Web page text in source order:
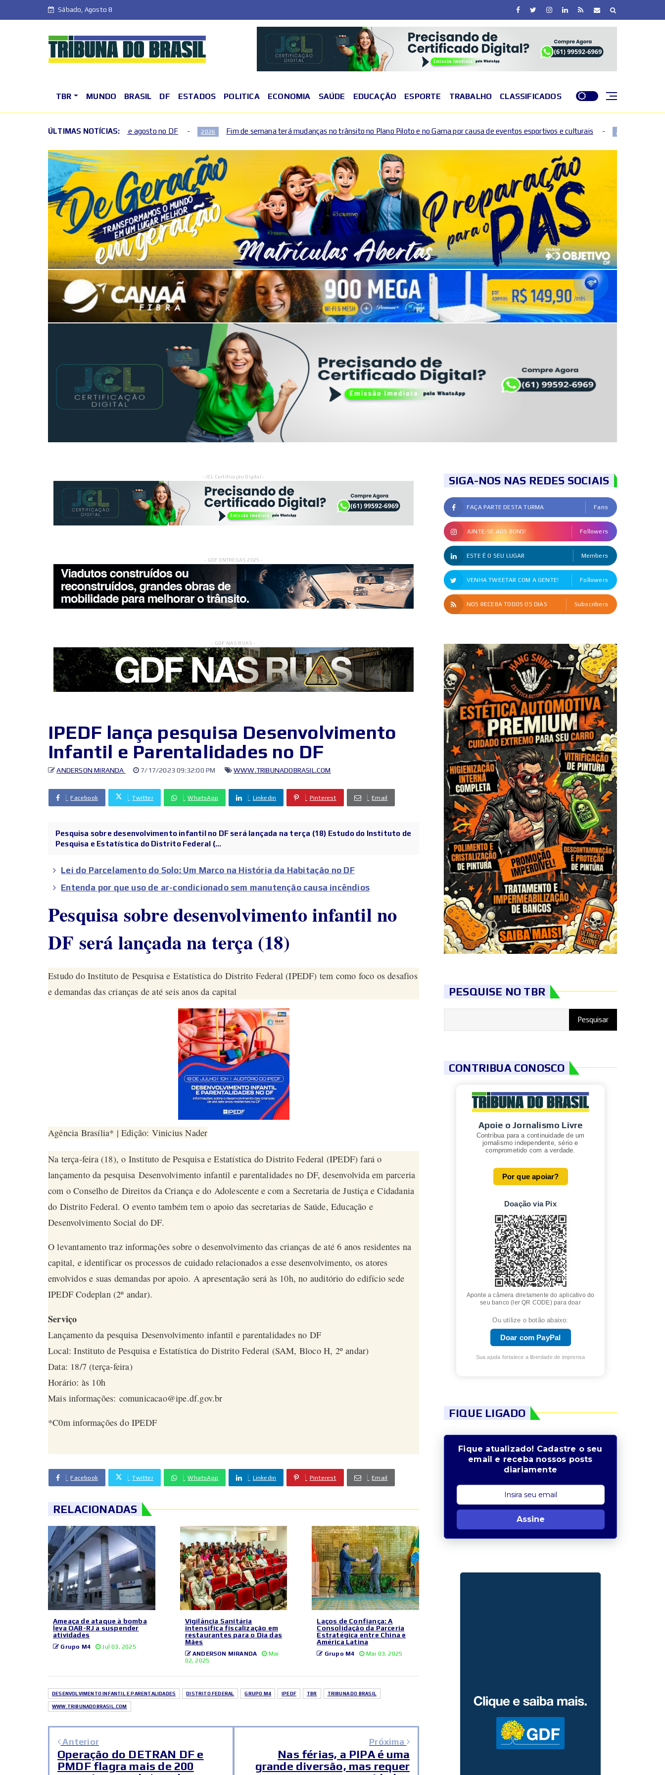
Sábado, Agosto 8
TBR MUNDO BRASIL DF ESTADOS POLITICA ECONOMIA SAÚDE EDUCAÇÃO ESPORTE TRABALHO CLASSIFICADOS
ÚLTIMAS NOTÍCIAS:
de semana de agosto no DF 2026 Fim de semana terá mudanças no trânsito no Plano Piloto e no Gama por causa de eventos esportivos e culturais 2026 DF entra em nível de perigo
- JCL Certificação Digital -
- GDF ENTREGAS 2025 -
- GDF NAS RUAS -
IPEDF lança pesquisa Desenvolvimento
Infantil e Parentalidades no DF
ANDERSON MIRANDA 7/17/2023 09:32:00 PM WWW.TRIBUNADOBRASIL.COM
Facebook Twitter WhatsApp Linkedin Pinterest Email
Pesquisa sobre desenvolvimento infantil no DF será lançada na terça (18) Estudo do Instituto de
Pesquisa e Estatística do Distrito Federal (...
Lei do Parcelamento do Solo: Um Marco na História da Habitação no DF
Entenda por que uso de ar-condicionado sem manutenção causa incêndios
Pesquisa sobre desenvolvimento infantil no
DF será lançada na terça (18)
Estudo do Instituto de Pesquisa e Estatística do Distrito Federal (IPEDF) tem como foco os desafios
e demandas das crianças de até seis anos da capital
Agência Brasília* | Edição: Vinicius Nader
Na terça-feira (18), o Instituto de Pesquisa e Estatística do Distrito Federal (IPEDF) fará o
lançamento da pesquisa Desenvolvimento infantil e parentalidades no DF, desenvolvida em parceria
com o Conselho de Direitos da Criança e do Adolescente e com a Secretaria de Justiça e Cidadania
do Distrito Federal. O evento também tem o apoio das secretarias de Saúde, Educação e
Desenvolvimento Social do DF.
O levantamento traz informações sobre o desenvolvimento das crianças de até 6 anos residentes na
capital, e identificar os processos de cuidado relacionados a esse desenvolvimento, os atores
envolvidos e suas demandas por apoio. A apresentação será às 10h, no auditório do edifício sede
IPEDF Codeplan (2º andar).
Serviço
Lançamento da pesquisa Desenvolvimento infantil e parentalidades no DF
Local: Instituto de Pesquisa e Estatística do Distrito Federal (SAM, Bloco H, 2º andar)
Data: 18/7 (terça-feira)
Horário: às 10h
Mais informações: comunicacao@ipe.df.gov.br
*C0m informações do IPEDF
Facebook Twitter WhatsApp Linkedin Pinterest Email
RELACIONADAS
Ameaça de ataque à bomba
leva OAB-RJ a suspender
atividades
Grupo M4 Jul 03, 2025
Vigilância Sanitária
intensifica fiscalização em
restaurantes para o Dia das
Mães
ANDERSON MIRANDA
Mai
02, 2025
Laços de Confiança: A
Consolidação da Parceria
Estratégica entre China e
América Latina
Grupo M4 Mai 03, 2025
DESENVOLVIMENTO INFANTIL E PARENTALIDADES DISTRITO FEDERAL GRUPO M4 IPEDF TBR TRIBUNA DO BRASIL
WWW.TRIBUNADOBRASIL.COM
Anterior
Operação do DETRAN DF e
PMDF flagra mais de 200
Próxima
Nas férias, a PIPA é uma
grande diversão, mas requer
SIGA-NOS NAS REDES SOCIAIS
FAÇA PARTE DESTA TURMA Fans
JUNTE-SE AOS BONS! Followers
ESTE É O SEU LUGAR Members
VENHA TWEETAR COM A GENTE! Followers
NOS RECEBA TODOS OS DIAS Subscribers
PESQUISE NO TBR
CONTRIBUA CONOSCO
Apoie o Jornalismo Livre
Contribua para a continuidade de um
jornalismo independente, sério e
comprometido com a verdade.
Por que apoiar?
Doação via Pix
Aponte a câmera diretamente do aplicativo do
seu banco (ler QR CODE) para doar
Ou utilize o botão abaixo:
Doar com PayPal
Sua ajuda fortalece a liberdade de imprensa
FIQUE LIGADO
Fique atualizado! Cadastre o seu
email e receba nossos posts
diariamente
Assine